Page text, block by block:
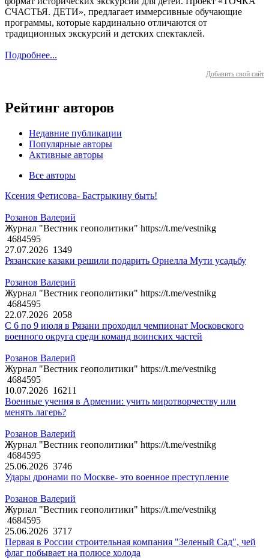
СЧАСТЬЯ. ДЕТИ», предлагает иммерсивные обучающие
программы, которые кардинально отличаются от
традиционных экскурсий и детских спектаклей.
Подробнее...
Добавить свой сайт
Рейтинг авторов
Недавние публикации
Популярные авторы
Активные авторы
Все авторы
Ксения Фетисова- Бастрыкину быть!
Розанов Валерий
Журнал "Вестник геополитики" https://t.me/vestnikg
4684595
27.07.2026 1349
Рязанские казаки решили подарить Орнелла Мути усадьбу
Розанов Валерий
Журнал "Вестник геополитики" https://t.me/vestnikg
4684595
22.07.2026 2058
С 6 по 9 июля в Рязани проходил чемпионат Московского
военного округа среди команд воинских частей
Розанов Валерий
Журнал "Вестник геополитики" https://t.me/vestnikg
4684595
10.07.2026 16211
Военные учения в Армении: учить миротворчеству или
менять лагерь?
Розанов Валерий
Журнал "Вестник геополитики" https://t.me/vestnikg
4684595
25.06.2026 3746
Удары дронами по Москве- это военное преступление
Розанов Валерий
Журнал "Вестник геополитики" https://t.me/vestnikg
4684595
25.06.2026 3717
Первая в России строительная компания "Зеленый Сад", чей
флаг побывает на полюсе холода